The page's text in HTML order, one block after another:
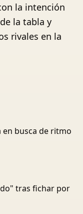
la intención
la tabla y
rivales en la
busca de ritmo
tras fichar por